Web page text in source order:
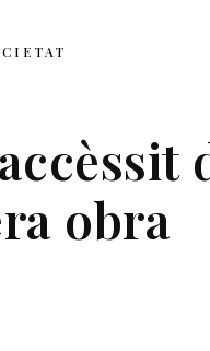
obra